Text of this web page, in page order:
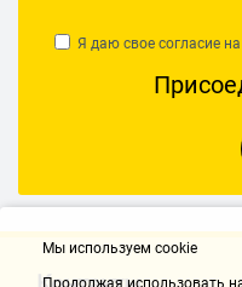
Я даю свое согласие
Мы используем cookie
Продолжая использовать